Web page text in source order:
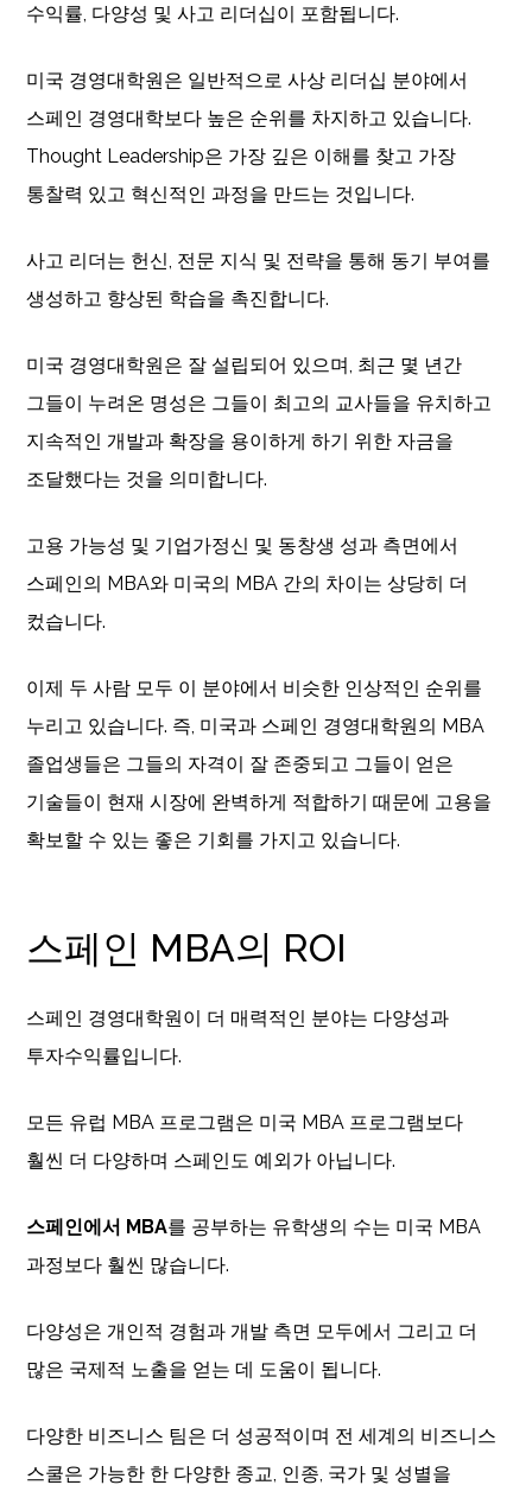
수익률, 다양성 및 사고 리더십이 포함됩니다.
미국 경영대학원은 일반적으로 사상 리더십 분야에서
스페인 경영대학보다 높은 순위를 차지하고 있습니다.
Thought Leadership은 가장 깊은 이해를 찾고 가장
통찰력 있고 혁신적인 과정을 만드는 것입니다.
사고 리더는 헌신, 전문 지식 및 전략을 통해 동기 부여를
생성하고 향상된 학습을 촉진합니다.
미국 경영대학원은 잘 설립되어 있으며, 최근 몇 년간
그들이 누려온 명성은 그들이 최고의 교사들을 유치하고
지속적인 개발과 확장을 용이하게 하기 위한 자금을
조달했다는 것을 의미합니다.
고용 가능성 및 기업가정신 및 동창생 성과 측면에서
스페인의 MBA와 미국의 MBA 간의 차이는 상당히 더
컸습니다.
이제 두 사람 모두 이 분야에서 비슷한 인상적인 순위를
누리고 있습니다. 즉, 미국과 스페인 경영대학원의 MBA
졸업생들은 그들의 자격이 잘 존중되고 그들이 얻은
기술들이 현재 시장에 완벽하게 적합하기 때문에 고용을
확보할 수 있는 좋은 기회를 가지고 있습니다.
스페인 MBA의 ROI
스페인 경영대학원이 더 매력적인 분야는 다양성과
투자수익률입니다.
모든 유럽 MBA 프로그램은 미국 MBA 프로그램보다
훨씬 더 다양하며 스페인도 예외가 아닙니다.
스페인에서 MBA를 공부하는 유학생의 수는 미국 MBA
과정보다 훨씬 많습니다.
다양성은 개인적 경험과 개발 측면 모두에서 그리고 더
많은 국제적 노출을 얻는 데 도움이 됩니다.
다양한 비즈니스 팀은 더 성공적이며 전 세계의 비즈니스
스쿨은 가능한 한 다양한 종교, 인종, 국가 및 성별을